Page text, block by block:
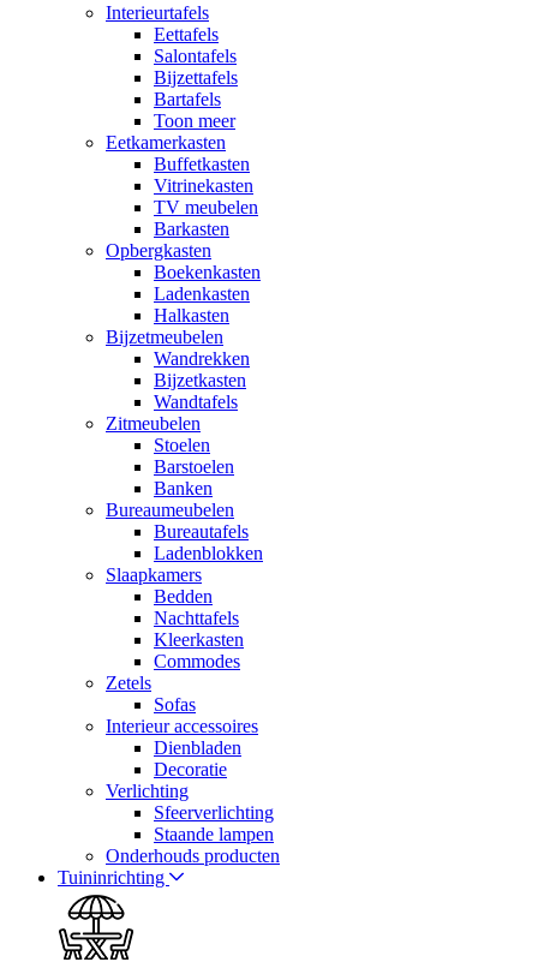
Interieurtafels
Eettafels
Salontafels
Bijzettafels
Bartafels
Toon meer
Eetkamerkasten
Buffetkasten
Vitrinekasten
TV meubelen
Barkasten
Opbergkasten
Boekenkasten
Ladenkasten
Halkasten
Bijzetmeubelen
Wandrekken
Bijzetkasten
Wandtafels
Zitmeubelen
Stoelen
Barstoelen
Banken
Bureaumeubelen
Bureautafels
Ladenblokken
Slaapkamers
Bedden
Nachttafels
Kleerkasten
Commodes
Zetels
Sofas
Interieur accessoires
Dienbladen
Decoratie
Verlichting
Sfeerverlichting
Staande lampen
Onderhouds producten
Tuininrichting